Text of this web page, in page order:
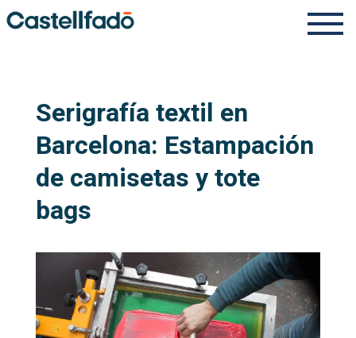
Serigrafía textil en
Barcelona: Estampación
de camisetas y tote
bags